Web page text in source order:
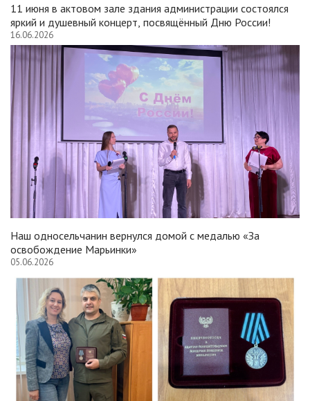
11 июня в актовом зале здания администрации состоялся
яркий и душевный концерт, посвящённый Дню России!
16.06.2026
Наш односельчанин вернулся домой с медалью «За
освобождение Марьинки»
05.06.2026